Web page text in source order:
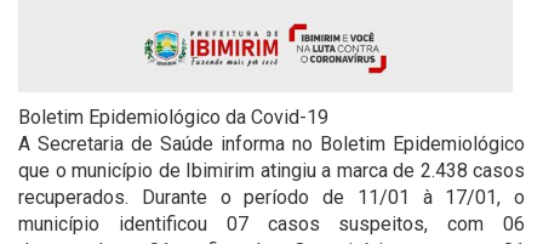
Boletim Epidemiológico da Covid-19
A Secretaria de Saúde informa no Boletim Epidemiológico
que o município de Ibimirim atingiu a marca de 2.438 casos
recuperados. Durante o período de 11/01 à 17/01, o
município identificou 07 casos suspeitos, com 06